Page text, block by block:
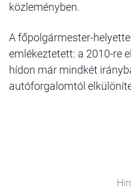
közleményben.
A főpolgármester-
emlékeztetett: a 2010-re
hídon már mindkét
autóforgalomtól